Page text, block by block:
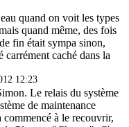
quand on voit les types
quand même, des fois
fin était sympa sinon,
carrément caché dans la
12:23
Le relais du système
de maintenance
commencé à le recouvrir,